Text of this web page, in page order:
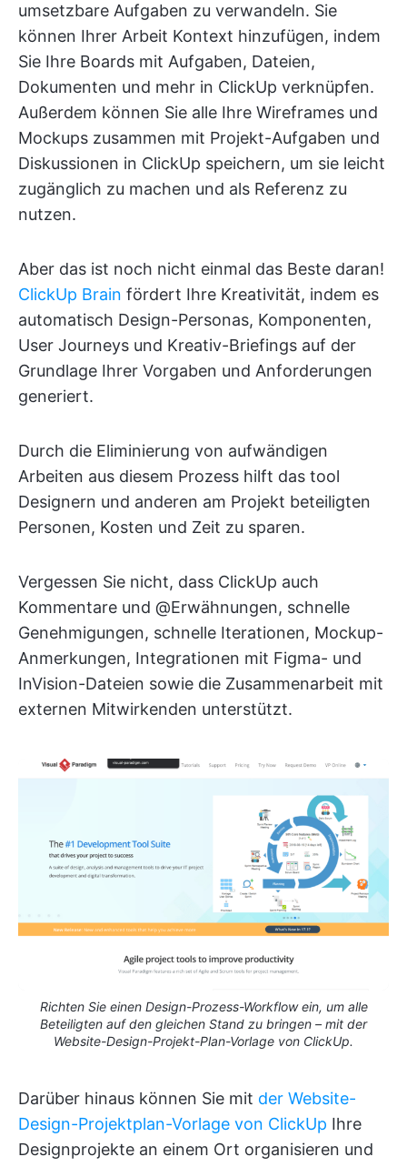
umsetzbare Aufgaben zu verwandeln. Sie
können Ihrer Arbeit Kontext hinzufügen, indem
Sie Ihre Boards mit Aufgaben, Dateien,
Dokumenten und mehr in ClickUp verknüpfen.
Außerdem können Sie alle Ihre Wireframes und
Mockups zusammen mit Projekt-Aufgaben und
Diskussionen in ClickUp speichern, um sie leicht
zugänglich zu machen und als Referenz zu
nutzen.
Aber das ist noch nicht einmal das Beste daran!
ClickUp Brain fördert Ihre Kreativität, indem es
automatisch Design-Personas, Komponenten,
User Journeys und Kreativ-Briefings auf der
Grundlage Ihrer Vorgaben und Anforderungen
generiert.
Durch die Eliminierung von aufwändigen
Arbeiten aus diesem Prozess hilft das tool
Designern und anderen am Projekt beteiligten
Personen, Kosten und Zeit zu sparen.
Vergessen Sie nicht, dass ClickUp auch
Kommentare und @Erwähnungen, schnelle
Genehmigungen, schnelle Iterationen, Mockup-
Anmerkungen, Integrationen mit Figma- und
InVision-Dateien sowie die Zusammenarbeit mit
externen Mitwirkenden unterstützt.
Richten Sie einen Design-Prozess-Workflow ein, um alle
Beteiligten auf den gleichen Stand zu bringen – mit der
Website-Design-Projekt-Plan-Vorlage von ClickUp.
Darüber hinaus können Sie mit der Website-
Design-Projektplan-Vorlage von ClickUp Ihre
Designprojekte an einem Ort organisieren und